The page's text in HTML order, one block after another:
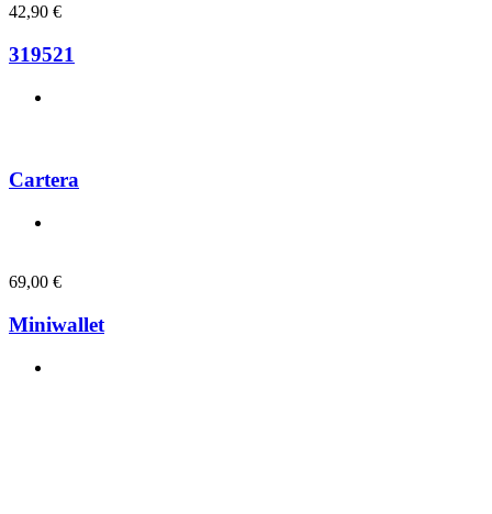
42,90 €
319521
Cartera
69,00 €
Miniwallet